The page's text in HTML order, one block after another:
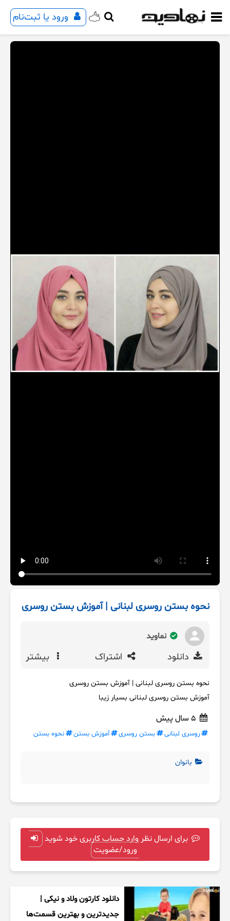
ورود یا ثبت‌نام
نحوه بستن روسری لبنانی | آموزش بستن روسری
نماوید
دانلود اشتراک بیشتر
نحوه بستن روسری لبنانی | آموزش بستن روسری
آموزش بستن روسری لبنانی بسیار زیبا
روسری لبنانی بستن روسری آموزش بستن نحوه بستن
بانوان
برای ارسال نظر وارد حساب کاربری خود شوید
ورود/عضویت
دانلود کارتون ولاد و نیکی |
جدیدترین و بهترین قسمت‌ها